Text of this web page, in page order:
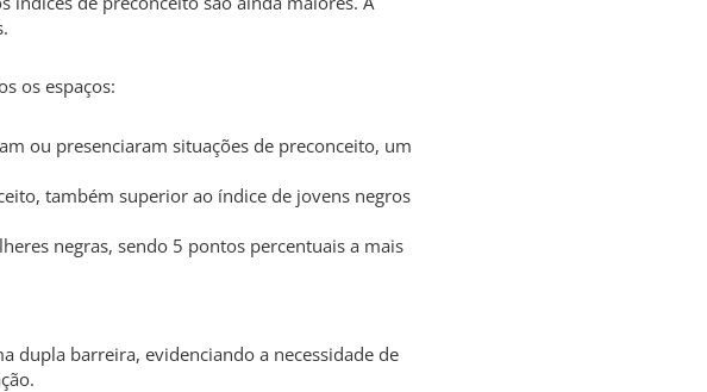
os espaços:
ou presenciaram situações de preconceito, um
também superior ao índice de jovens negros
negras, sendo 5 pontos percentuais a mais
dupla barreira, evidenciando a necessidade de